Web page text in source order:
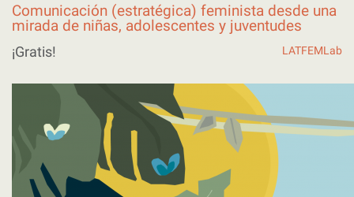
Comunicación (estratégica) feminista desde una
mirada de niñas, adolescentes y juventudes
¡Gratis! LATFEMLab